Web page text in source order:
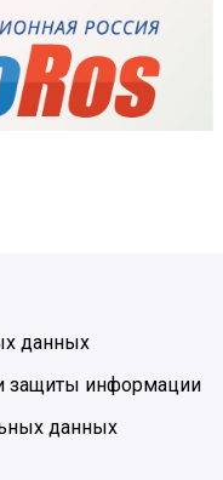
данных
защиты информации
данных